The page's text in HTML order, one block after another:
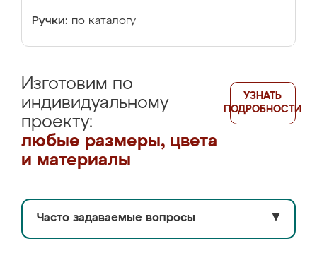
Ручки: по каталогу
Изготовим по
индивидуальному
проекту:
любые размеры, цвета
и материалы
УЗНАТЬ
ПОДРОБНОСТИ
Часто задаваемые вопросы ▼